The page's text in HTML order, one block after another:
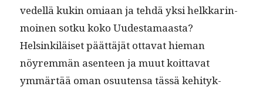
vedel­lä kukin omi­aan ja tehdä yksi helkkar­in­
moinen sotku koko Uud­esta­maas­ta?
Helsinkiläiset päät­täjät otta­vat hie­man
nöyrem­män asen­teen ja muut koit­ta­vat
ymmärtää oman osuuten­sa tässä kehi­tyk­